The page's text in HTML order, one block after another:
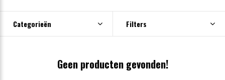
Categorieën Filters
Geen producten gevonden!